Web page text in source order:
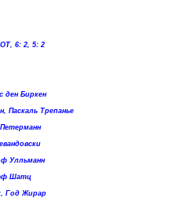
6: 2, 5: 2
ден Биркен
Паскаль Трепанье
Улльманн
Шатц
Год Жирар